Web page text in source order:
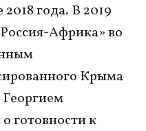
года. В 2019
Африка» во
Крыма
готовности к